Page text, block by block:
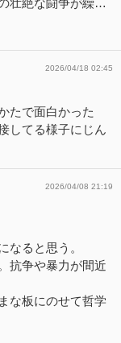
2026/04/18 02:45
たで面白かった
してる様子にじん
2026/04/08 21:19
なると思う。
抗争や暴力が間近
な板にのせて哲学